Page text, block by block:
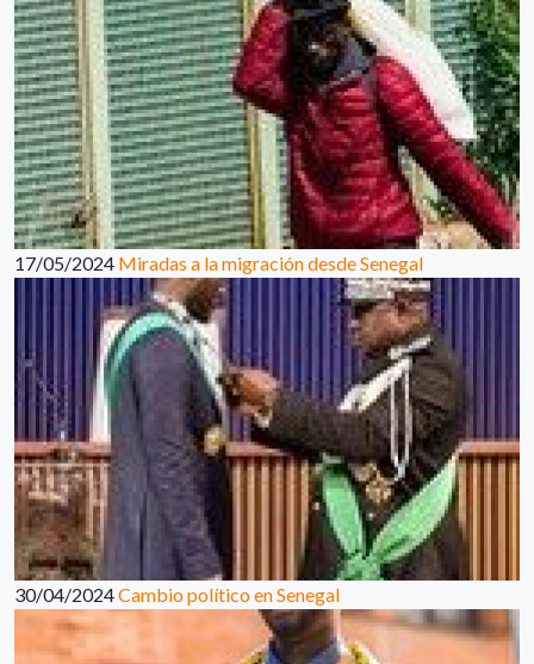
17/05/2024 Miradas a la migración desde Senegal
30/04/2024Cambio político en Senegal